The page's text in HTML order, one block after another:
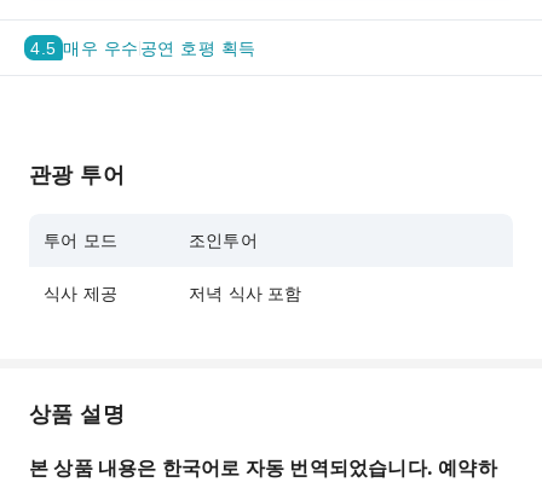
시드니 하버 브리지와 시드니 오페라 하우스 같은
상징적인 랜드마크를 찾아보세요.
1800년대를 연상시키는 넓은 베란다가 있는, 에어
시드니에서 가장 오랫동안 공연되어 온 카바레 쇼
3코스 정식 코스 요리를 즐겨보세요.
4.5 매우 우수공연 호평 획득
관광 투어
투어 모드 조인투어
식사 제공 저녁 식사 포함
상품 설명
본 상품 내용은 한국어로 자동 번역되었습니다. 예약하